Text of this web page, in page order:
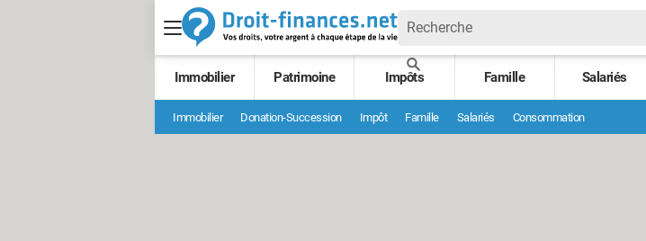
Immobilier Patrimoine Impôts Famille Salariés
Immobilier Donation-Succession Impôt Famille Salariés Consommation